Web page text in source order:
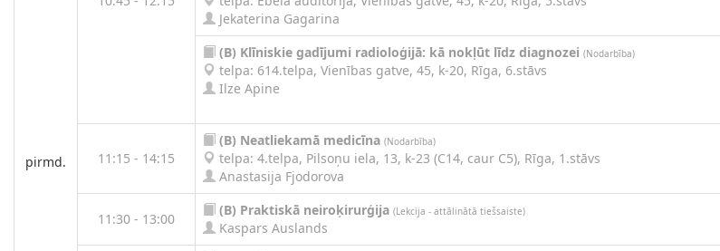
pirmd.
Jekaterina Gagarina
(B) Klīniskie gadījumi radioloģijā: kā nokļūt līdz diagnozei (Nodarbība)
telpa: 614.telpa, Vienības gatve, 45, k-20, Rīga, 6.stāvs
Ilze Apine
11:15 - 14:15
(B) Neatliekamā medicīna (Nodarbība)
telpa: 4.telpa, Pilsoņu iela, 13, k-23 (C14, caur C5), Rīga, 1.stāvs
Anastasija Fjodorova
11:30 - 13:00
(B) Praktiskā neiroķirurģija (Lekcija - attālinātā tiešsaiste)
Kaspars Auslands